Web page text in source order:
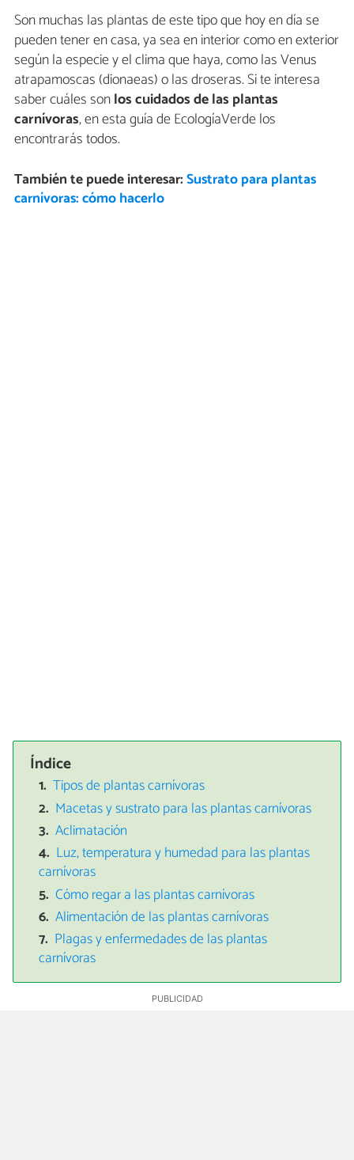
Son muchas las plantas de este tipo que hoy en día se
pueden tener en casa, ya sea en interior como en exterior
según la especie y el clima que haya, como las Venus
atrapamoscas (dionaeas) o las droseras. Si te interesa
saber cuáles sonlos cuidados de las plantas
carnívoras, en esta guía de EcologíaVerde los
encontrarás todos.
También te puede interesar:Sustrato para plantas
carnívoras: cómo hacerlo
Índice
Tipos de plantas carnívoras
Macetas y sustrato para las plantas carnívoras
Aclimatación
Luz, temperatura y humedad para las plantas
carnívoras
Cómo regar a las plantas carnívoras
Alimentación de las plantas carnívoras
Plagas y enfermedades de las plantas
carnívoras